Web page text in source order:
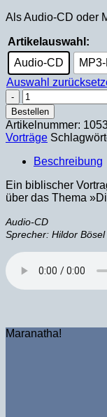
Als Audio-CD oder
Artikelauswahl:
Audio-CD
Auswahl
Die
Toten
werden
auferstehen!
Menge
Bestellen
Artikelnummer:
Vorträge
Beschreibung
Ein biblischer
über das Thema
Audio-CD
Sprecher: Hildor Bösel
Maranatha!